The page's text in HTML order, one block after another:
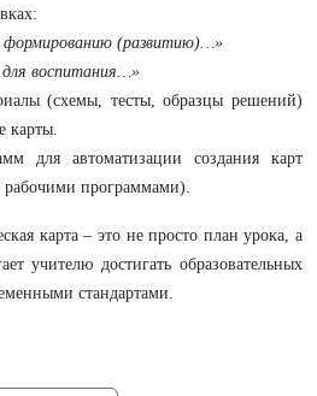
формированию (развитию)…»
для воспитания…»
(схемы, тесты, образцы решений)
карты.
для автоматизации создания карт
программами).
карта – это не просто план урока, а
учителю достигать образовательных
стандартами.